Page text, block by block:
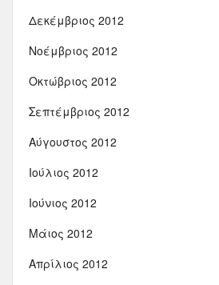
Δεκέμβριος 2012
Νοέμβριος 2012
Οκτώβριος 2012
Σεπτέμβριος 2012
Αύγουστος 2012
Ιούλιος 2012
Ιούνιος 2012
Μάιος 2012
Απρίλιος 2012